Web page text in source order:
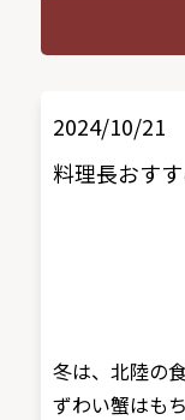
2024/10/21
料理長おす
冬は、北陸の
ずわい蟹はも